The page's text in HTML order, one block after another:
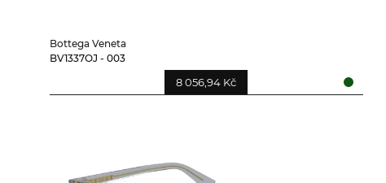
Bottega Veneta
BV1337OJ - 003
8 056,94 Kč